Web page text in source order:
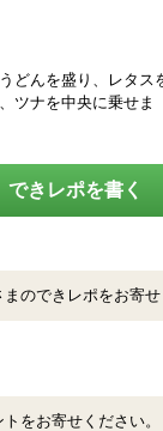
どんを盛り、レタス
ツナを中央に乗せま
できレポを書く
のできレポをお寄せ
をお寄せください。